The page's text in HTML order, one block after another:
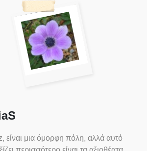
είναι μια όμορφη πόλη, αλλά αυτό